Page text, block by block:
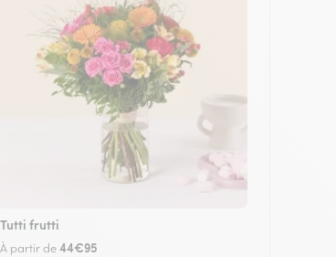
Tutti frutti
À partir de44€95